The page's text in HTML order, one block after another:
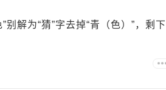
别解为“猜”字去掉“青（色）”，剩下